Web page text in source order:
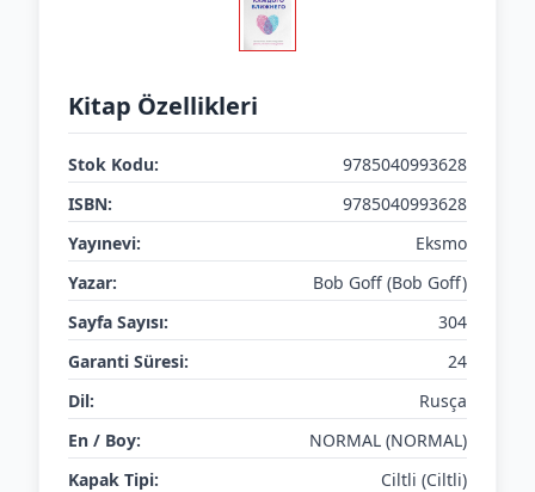
Kitap Özellikleri
Stok Kodu:
9785040993628
ISBN:
9785040993628
Yayınevi:
Eksmo
Yazar:
Bob Goff (Bob Goff)
Sayfa Sayısı:
304
Garanti Süresi:
24
Dil:
Rusça
En / Boy:
NORMAL (NORMAL)
Kapak Tipi:
Ciltli (Ciltli)